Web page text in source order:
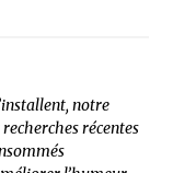
notre
récentes